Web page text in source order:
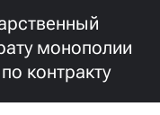
монополии
контракту
1000